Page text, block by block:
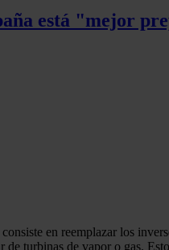
está "mejor
en reemplazar los
turbinas de vapor o gas.